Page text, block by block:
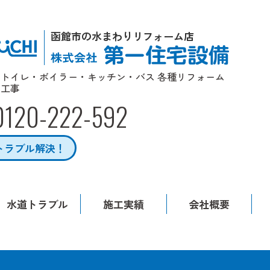
函館市の水まわりリフォーム店
トイレ・ボイラー・キッチン・バス 各種リフォーム
工事
222-592
ブル解決！
水道トラブル 施工実績 会社概要